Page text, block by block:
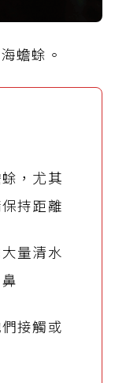
蟾蜍。
，尤其
持距離
量清水
接觸或